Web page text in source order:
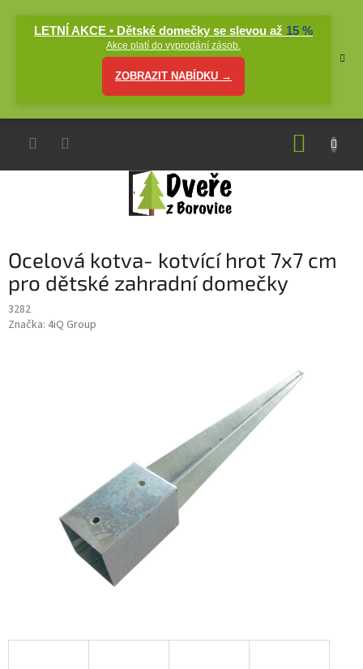
LETNÍ AKCE • Dětské domečky se slevou až 15 %
Akce platí do vyprodání zásob.
ZOBRAZIT NABÍDKU →
Ocelová kotva- kotvící hrot 7x7 cm
pro dětské zahradní domečky
3282
Značka: 4iQ Group